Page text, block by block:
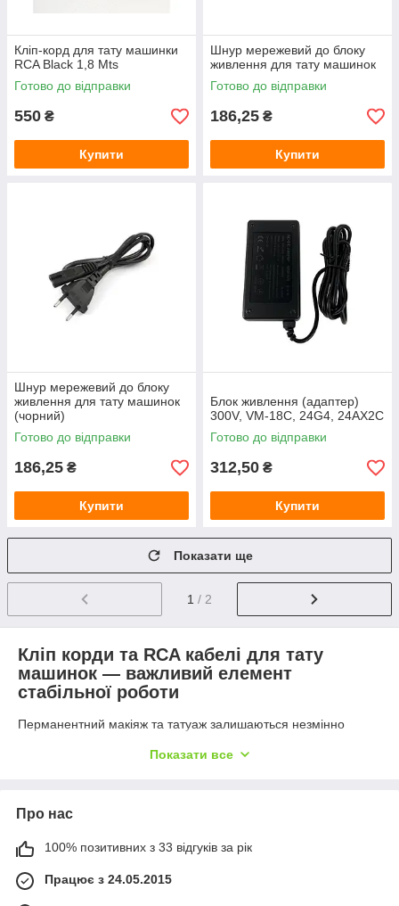
Кліп-корд для тату машинки
RCA Black 1,8 Mts
Готово до відправки
550 ₴
Купити
Шнур мережевий до блоку
живлення для тату машинок
Готово до відправки
186,25 ₴
Купити
Шнур мережевий до блоку
живлення для тату машинок
(чорний)
Готово до відправки
186,25 ₴
Купити
Блок живлення (адаптер)
300V, VM-18C, 24G4, 24AX2C
Готово до відправки
312,50 ₴
Купити
Показати ще
1 / 2
Кліп корди та RCA кабелі для тату
машинок — важливий елемент
стабільної роботи
Перманентний макіяж та татуаж залишаються незмінно
бездоганного результату, важливо не лише володіти технікою
кліпкорд або RCA кабель
з тату машинкою або педаллю, забезпечуючи постійне
живлення пристрою.
підходять до більшості популярних моделей тату-машинок.
Показати все
Про нас
100% позитивних з 33 відгуків за рік
Працює з 24.05.2015